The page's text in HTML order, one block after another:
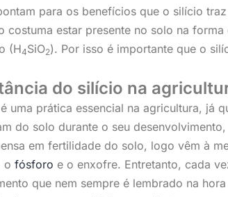
para os benefícios que o silício
costuma estar presente no solo na
(H4SiO2). Por isso é importante que o
do silício na
uma prática essencial na agricultura, já
do solo durante o seu
em fertilidade do solo, logo vêm à
o fósforo e o enxofre. Entretanto, cada
que nem sempre é lembrado na